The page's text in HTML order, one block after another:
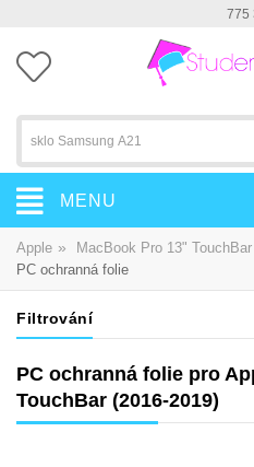
775
MENU
Apple » MacBook Pro 13"
PC ochranná folie
Filtrování
PC ochranná folie pro
TouchBar (2016-2019)